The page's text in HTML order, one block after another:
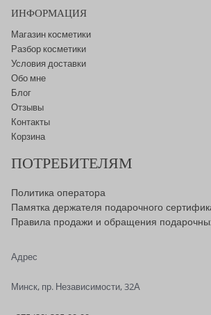
ИНФОРМАЦИЯ
Магазин косметики
Разбор косметики
Условия доставки
Обо мне
Блог
Отзывы
Контакты
Корзина
ПОТРЕБИТЕЛЯМ
Политика оператора
Памятка держателя подарочного
Правила продажи и обращения
Адрес
Минск, пр. Независимости, 32А